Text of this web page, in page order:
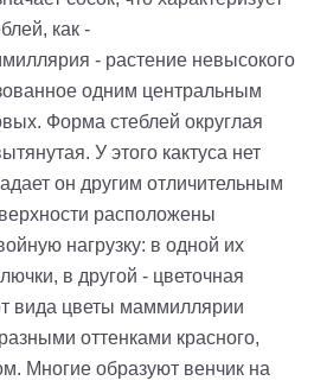
как -
- растение невысокого
одним центральным
Форма стеблей округлая
У этого кактуса нет
он другим отличительным
расположены
нагрузку: в одной их
в другой - цветочная
вида цветы маммиллярии
оттенками красного,
Многие образуют венчик на